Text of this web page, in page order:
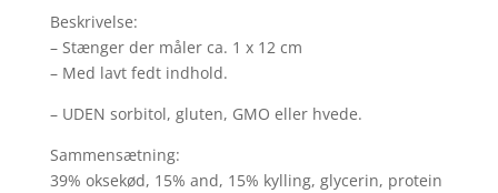
Beskrivelse:
– Stænger der måler ca. 1 x 12 cm
– Med lavt fedt indhold.
– UDEN sorbitol, gluten, GMO eller hvede.
Sammensætning:
39% oksekød, 15% and, 15% kylling, glycerin, protein